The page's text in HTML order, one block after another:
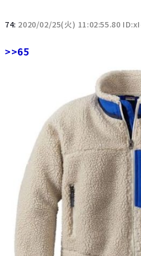
74: 2020/02/25(火) 11:02:55.80
>>65